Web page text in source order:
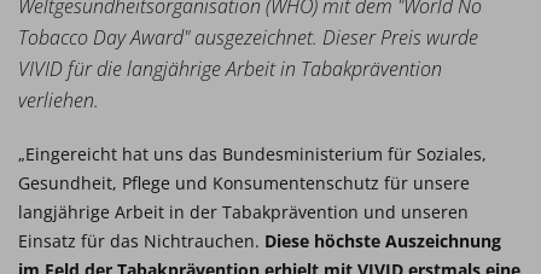
Weltgesundheitsorganisation (WHO) mit dem "World No
Tobacco Day Award" ausgezeichnet. Dieser Preis wurde
VIVID für die langjährige Arbeit in Tabakprävention
verliehen.
„Eingereicht hat uns das Bundesministerium für Soziales,
Gesundheit, Pflege und Konsumentenschutz für unsere
langjährige Arbeit in der Tabakprävention und unseren
Einsatz für das Nichtrauchen. Diese höchste Auszeichnung